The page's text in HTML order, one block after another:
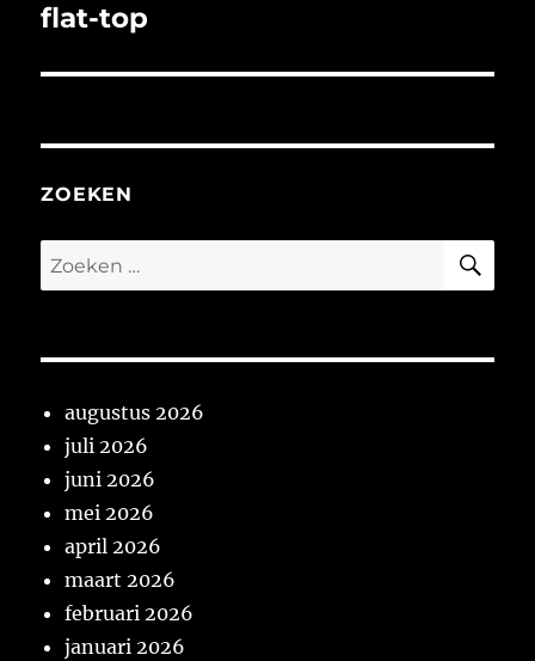
Volgend
flat-top
ZOEKEN
Zoeken
naar:
augustus 2026
juli 2026
juni 2026
mei 2026
april 2026
maart 2026
februari 2026
januari 2026